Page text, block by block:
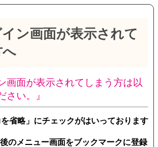
ン画面が表示されて
へ
画面が表示されてしまう方は以
さい。』
省略」にチェックがはいっております
のメニュー画面をブックマークに登録